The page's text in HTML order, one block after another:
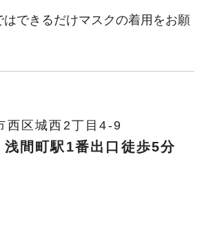
はできるだけマスクの着用をお願
西区城西2丁目4-9
間町駅1番出口徒歩5分